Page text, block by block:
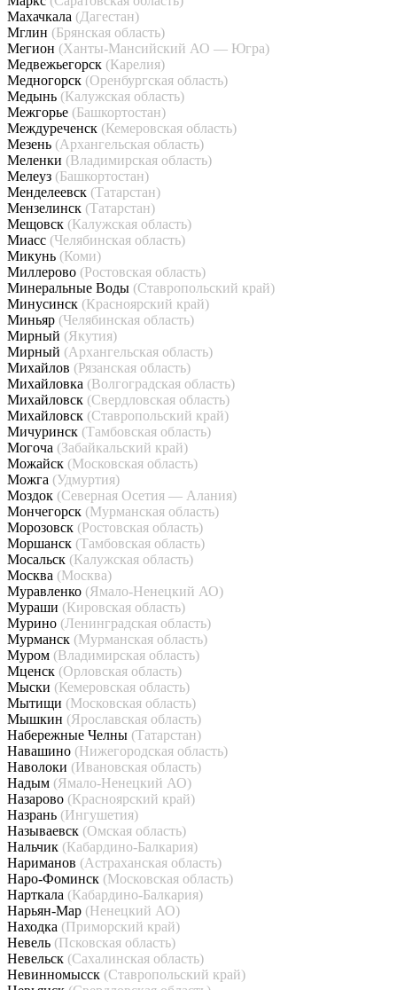
Махачкала (Дагестан)
Мглин (Брянская область)
Мегион (Ханты-Мансийский АО — Югра)
Медвежьегорск (Карелия)
Медногорск (Оренбургская область)
Медынь (Калужская область)
Межгорье (Башкортостан)
Междуреченск (Кемеровская область)
Мезень (Архангельская область)
Меленки (Владимирская область)
Мелеуз (Башкортостан)
Менделеевск (Татарстан)
Мензелинск (Татарстан)
Мещовск (Калужская область)
Миасс (Челябинская область)
Микунь (Коми)
Миллерово (Ростовская область)
Минеральные Воды (Ставропольский край)
Минусинск (Красноярский край)
Миньяр (Челябинская область)
Мирный (Якутия)
Мирный (Архангельская область)
Михайлов (Рязанская область)
Михайловка (Волгоградская область)
Михайловск (Свердловская область)
Михайловск (Ставропольский край)
Мичуринск (Тамбовская область)
Могоча (Забайкальский край)
Можайск (Московская область)
Можга (Удмуртия)
Моздок (Северная Осетия — Алания)
Мончегорск (Мурманская область)
Морозовск (Ростовская область)
Моршанск (Тамбовская область)
Мосальск (Калужская область)
Москва (Москва)
Муравленко (Ямало-Ненецкий АО)
Мураши (Кировская область)
Мурино (Ленинградская область)
Мурманск (Мурманская область)
Муром (Владимирская область)
Мценск (Орловская область)
Мыски (Кемеровская область)
Мытищи (Московская область)
Мышкин (Ярославская область)
Набережные Челны (Татарстан)
Навашино (Нижегородская область)
Наволоки (Ивановская область)
Надым (Ямало-Ненецкий АО)
Назарово (Красноярский край)
Назрань (Ингушетия)
Называевск (Омская область)
Нальчик (Кабардино-Балкария)
Нариманов (Астраханская область)
Наро-Фоминск (Московская область)
Нарткала (Кабардино-Балкария)
Нарьян-Мар (Ненецкий АО)
Находка (Приморский край)
Невель (Псковская область)
Невельск (Сахалинская область)
Невинномысск (Ставропольский край)